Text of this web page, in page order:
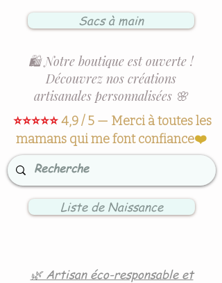
Sacs à main
🛍️ Notre boutique est ouverte !
Découvrez nos créations
artisanales personnalisées 🌸
⭐⭐⭐⭐⭐4,9 / 5 — Merci à toutes les
mamans qui me font confiance❤️
Liste de Naissance
🌿 Artisan éco-responsable et